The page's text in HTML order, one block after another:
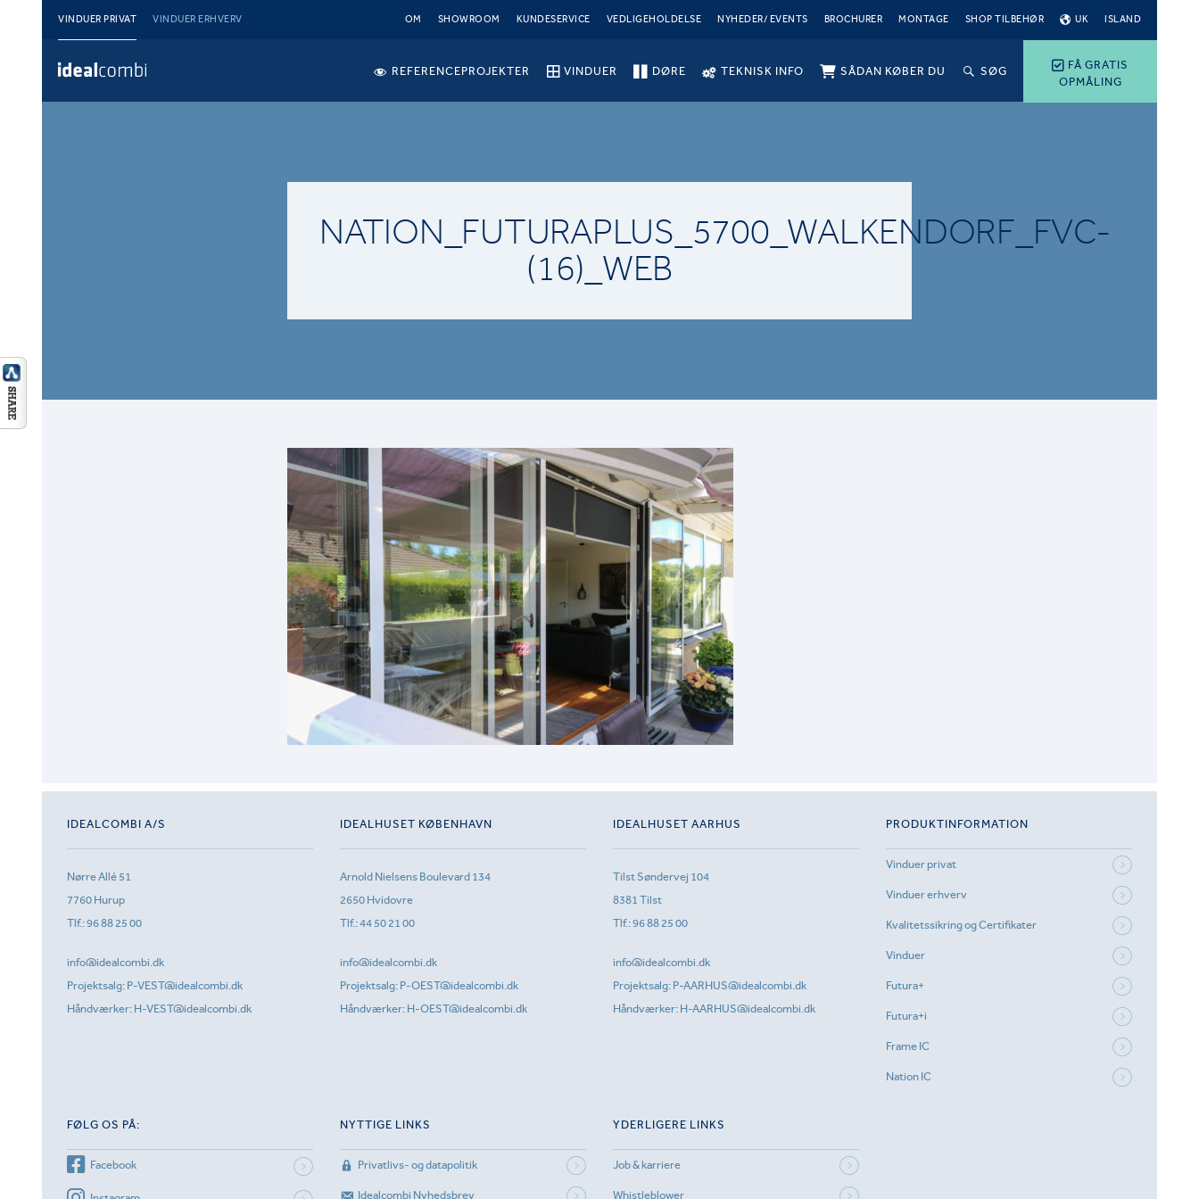
VINDUER PRIVAT VINDUER ERHVERV OM SHOWROOM KUNDESERVICE VEDLIGEHOLDELSE NYHEDER/ EVENTS BROCHURER MONTAGE SHOP TILBEHØR UK ISLAND
FÅ GRATIS
OPMÅLING
REFERENCEPROJEKTER VINDUER DØRE TEKNISK INFO SÅDAN KØBER DU SØG
NATION_FUTURAPLUS_5700_WALKENDORF_FVC-
(16)_WEB
IDEALCOMBI A/S
Nørre Allé 51
7760 Hurup
Tlf.:96 88 25 00
info@idealcombi.dk
Projektsalg: P-VEST@idealcombi.dk
Håndværker: H-VEST@idealcombi.dk
IDEALHUSET KØBENHAVN
Arnold Nielsens Boulevard 134
2650 Hvidovre
Tlf.:44 50 21 00
info@idealcombi.dk
Projektsalg: P-OEST@idealcombi.dk
Håndværker: H-OEST@idealcombi.dk
IDEALHUSET AARHUS
Tilst Søndervej 104
8381 Tilst
Tlf.:96 88 25 00
info@idealcombi.dk
Projektsalg: P-AARHUS@idealcombi.dk
Håndværker: H-AARHUS@idealcombi.dk
PRODUKTINFORMATION
Vinduer privat
Vinduer erhverv
Kvalitetssikring og Certifikater
Vinduer
Futura+
Futura+i
Frame IC
Nation IC
FØLG OS PÅ:
Facebook
NYTTIGE LINKS
Privatlivs- og datapolitik
Idealcombi Nyhedsbrev
YDERLIGERE LINKS
Job & karriere
Whistleblower